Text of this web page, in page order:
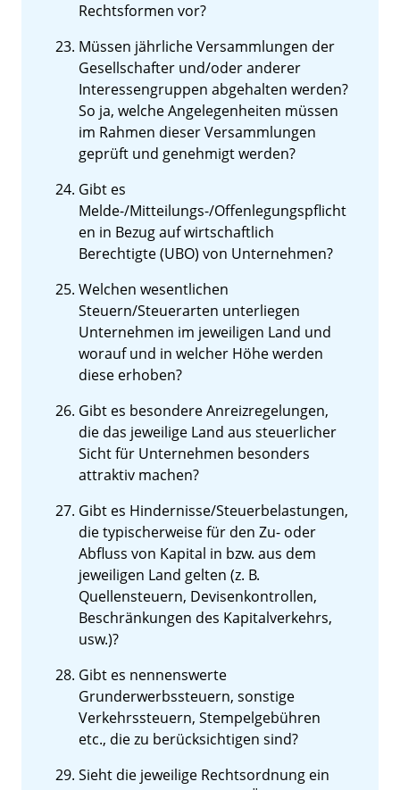
Rechtsformen vor?
Müssen jährliche Versammlungen der
Gesellschafter und/oder anderer
Interessengruppen abgehalten werden?
So ja, welche Angelegenheiten müssen
im Rahmen dieser Versammlungen
geprüft und genehmigt werden?
Gibt es
Melde-/Mitteilungs-/Offenlegungspflicht
en in Bezug auf wirtschaftlich
Berechtigte (UBO) von Unternehmen?
Welchen wesentlichen
Steuern/Steuerarten unterliegen
Unternehmen im jeweiligen Land und
worauf und in welcher Höhe werden
diese erhoben?
Gibt es besondere Anreizregelungen,
die das jeweilige Land aus steuerlicher
Sicht für Unternehmen besonders
attraktiv machen?
Gibt es Hindernisse/Steuerbelastungen,
die typischerweise für den Zu- oder
Abfluss von Kapital in bzw. aus dem
jeweiligen Land gelten (z. B.
Quellensteuern, Devisenkontrollen,
Beschränkungen des Kapitalverkehrs,
usw.)?
Gibt es nennenswerte
Grunderwerbssteuern, sonstige
Verkehrssteuern, Stempelgebühren
etc., die zu berücksichtigen sind?
Sieht die jeweilige Rechtsordnung ein